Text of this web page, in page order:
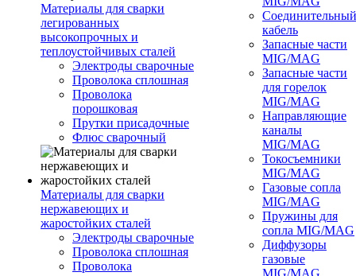
Материалы для сварки
легированных
высокопрочных и
теплоустойчивых сталей
Электроды сварочные
Проволока сплошная
Проволока
порошковая
Прутки присадочные
Флюс сварочный
Материалы для сварки
нержавеющих и
жаростойких сталей
Электроды сварочные
Проволока сплошная
Проволока
Соединительный
кабель
Запасные части
MIG/MAG
Запасные части
для горелок
MIG/MAG
Направляющие
каналы
MIG/MAG
Токосъемники
MIG/MAG
Газовые сопла
MIG/MAG
Пружины для
сопла MIG/MAG
Диффузоры
газовые
MIG/MAG